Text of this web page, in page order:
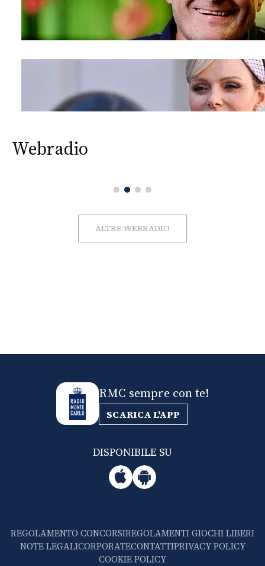
Webradio
ALTRE WEBRADIO
RMC sempre con te!
SCARICA L'APP
DISPONIBILE SU
REGOLAMENTO CONCORSIREGOLAMENTI GIOCHI LIBERI
NOTE LEGALICORPORATECONTATTIPRIVACY POLICY
COOKIE POLICY